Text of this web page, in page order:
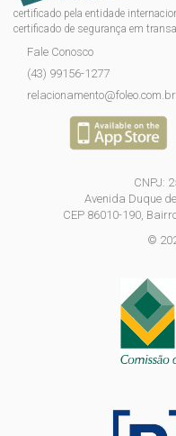
certificado pela entidade
certificado de segurança em
Fale Conosco
(43) 99156-1277
relacionamento@foleo.com.br
CNPJ:
Avenida Duque
CEP 86010-190,
©